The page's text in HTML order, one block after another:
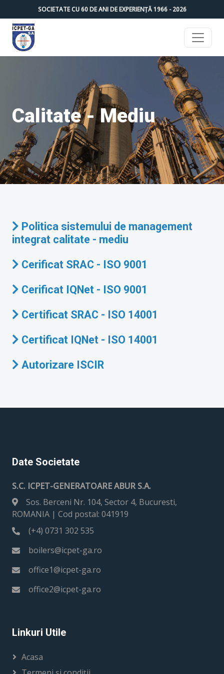
SOCIETATE CU60DE ANI DE EXPERIENȚĂ 1966 -2026
Calitate - Mediu
Politica sistemului de management
integrat calitate - mediu
Cerificat SRAC - ISO 9001
Cerificat IQNet - ISO 9001
Certificat SRAC - ISO 14001
Certificat IQNet - ISO 14001
Autorizare ISCIR
Date Societate
S.C. ICPET-GENERATOARE ABUR S.A.
Sos. Berceni Nr. 104, Sector 4, Bucuresti,
ROMANIA | Cod postal: 041919
(+4) 0731 302 535
boilers@icpet-ga.ro
office1@icpet-ga.ro
office2@icpet-ga.ro
Linkuri Utile
Acasa